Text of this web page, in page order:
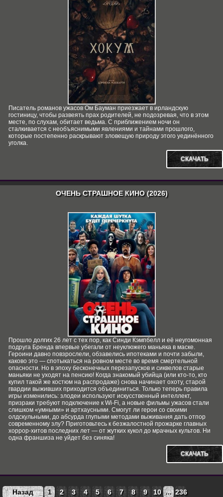
Писатель романов ужасов Ом Бауман приезжает в ирландскую
гостиницу, чтобы развеять прах родителей, не подозревая, что в этом
месте, по слухам, обитает ведьма. С приближением ночи он
сталкивается с необъяснимыми явлениями и тайнами прошлого,
которые постепенно раскрывают зловещую природу этого уединённого
уголка.
СКАЧАТЬ
ОЧЕНЬ СТРАШНОЕ КИНО (2026)
Прошло долгих 26 лет с тех пор, как Синди Кэмпбелл и её неугомонная
подруга Бренда впервые убегали от неуклюжего маньяка в маске.
Героини давно повзрослели, обзавелись ипотеками и почти забыли,
каково это — спотыкаться на ровном месте во время смертельной
опасности. Но в эпоху бесконечных перезапусков и сиквелов старые
маньяки не уходят на пенсию! Когда знакомый убийца (или кто-то, кто
купил такой же костюм на распродаже) снова начинает охоту, старой
гвардии выживших приходится объединиться. Только теперь правила
игры изменились: злодеи используют искусственный интеллект,
призраки требуют подключение к Wi-Fi, а новые фильмы ужасов стали
слишком «умными» и артхаусными. Смогут ли герои со своими
олдскульными, до абсурда глупыми методами выживания дать отпор
современному злу? Приготовьтесь к безжалостной прожарке главных
хоррор-хитов последних лет — от жутких кукол до мрачных культов. Ни
одна франшиза не уйдет без синяка!
СКАЧАТЬ
Назад 1 2 3 4 5 6 7 8 9 10 ... 236